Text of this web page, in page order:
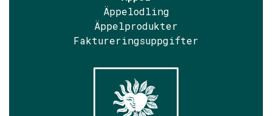
Äppelodling
Äppelprodukter
Faktureringsuppgifter